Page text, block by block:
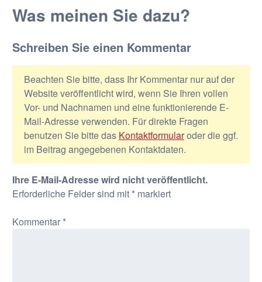
Was meinen Sie dazu?
Schreiben Sie einen Kommentar
Beachten Sie bitte, dass Ihr Kommentar nur auf der
Website veröffentlicht wird, wenn Sie Ihren vollen
Vor- und Nachnamen und eine funktionierende E-
Mail-Adresse verwenden. Für direkte Fragen
benutzen Sie bitte das Kontaktformularoder die ggf.
im Beitrag angegebenen Kontaktdaten.
Ihre E-Mail-Adresse wird nicht veröffentlicht.
Erforderliche Felder sind mit *markiert
Kommentar *